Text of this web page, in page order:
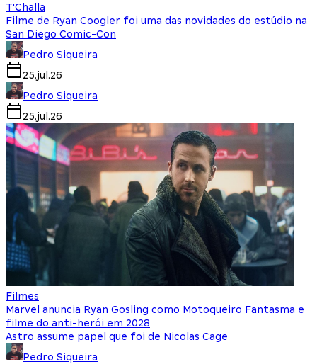
T'Challa
Filme de Ryan Coogler foi uma das novidades do estúdio na
San Diego Comic-Con
Pedro Siqueira
25.jul.26
Pedro Siqueira
25.jul.26
Filmes
Marvel anuncia Ryan Gosling como Motoqueiro Fantasma e
filme do anti-herói em 2028
Astro assume papel que foi de Nicolas Cage
Pedro Siqueira